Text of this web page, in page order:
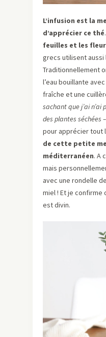
L’infusion est la
d’apprécier ce thé
feuilles et les
grecs utilisent aussi
Traditionnellement
l’eau bouillante
fraîche et une
sachant que j’ai
des plantes séchées –
pour apprécier tout
de cette petite
méditerranéen. A
mais
avec une rondelle
miel ! Et je confirme
est divin.